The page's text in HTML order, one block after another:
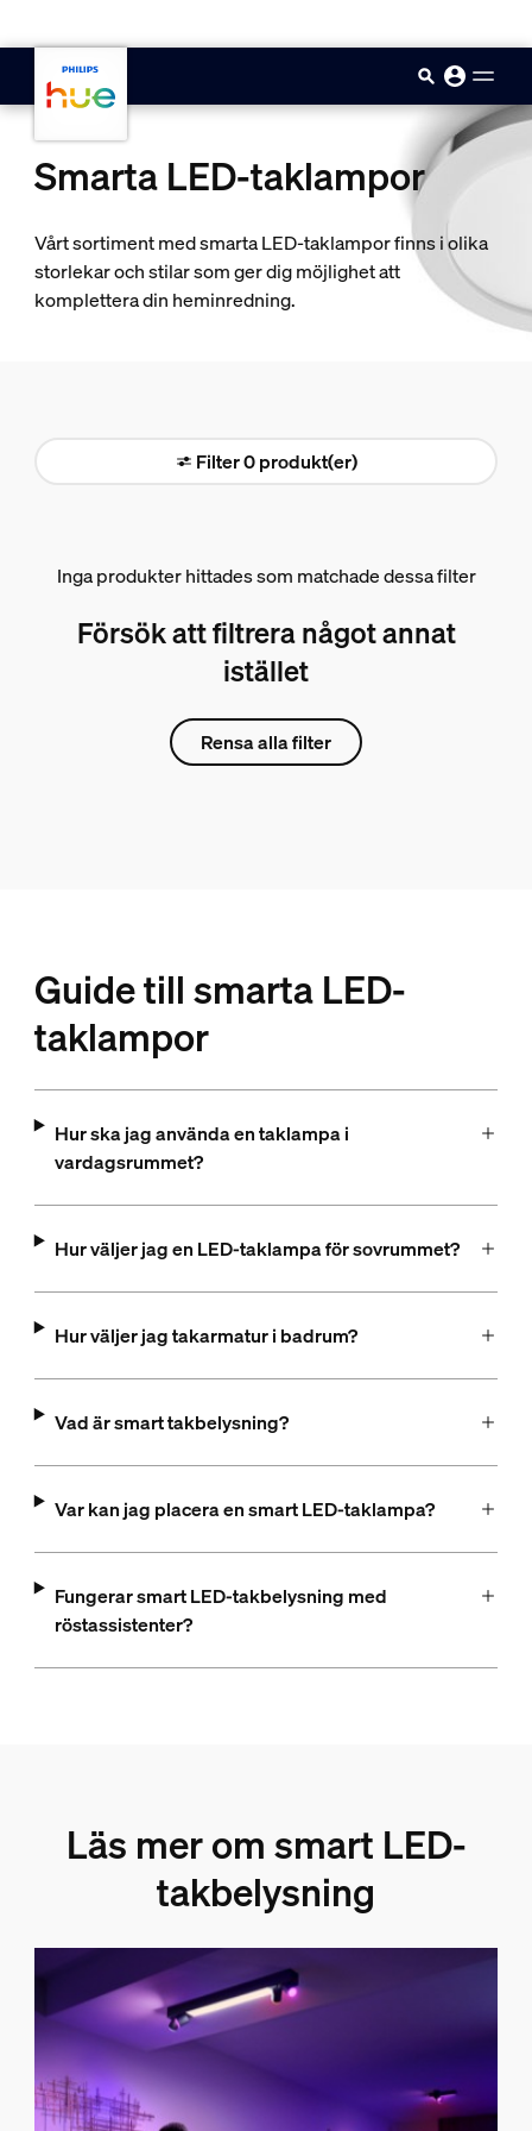
Smarta LED-taklampor
Vårt sortiment med smarta LED-taklampor finns i olika
storlekar och stilar som ger dig möjlighet att
komplettera din heminredning.
Filter 0 produkt(er)
Inga produkter hittades som matchade dessa filter
Försök att filtrera något annat
istället
Rensa alla filter
Guide till smarta LED-
taklampor
Hur ska jag använda en taklampa i
vardagsrummet?
Hur väljer jag en LED-taklampa för sovrummet?
Hur väljer jag takarmatur i badrum?
Vad är smart takbelysning?
Var kan jag placera en smart LED-taklampa?
Fungerar smart LED-takbelysning med
röstassistenter?
Läs mer om smart LED-
takbelysning